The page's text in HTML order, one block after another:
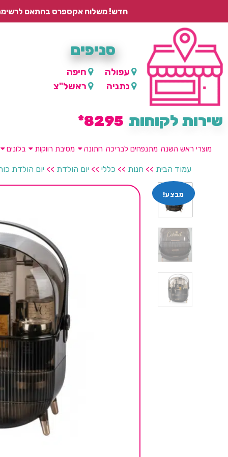
חדש! משלוח אקספרס בהתאם לרשימת היישובים – עד 2 ימי עסקים, ועד 4 ימי עסקים למוצרים
סניפים
עפולה
חיפה
נתניה
ראשל"צ
שירות לקוחות 8295*
מוצרי ראש השנה מתנפחים לבריכה חתונה מסיבת רווקות בלונים
עמוד הבית >> חנות >> כללי >> יום הולדת >> יום הולדת
מבצע!